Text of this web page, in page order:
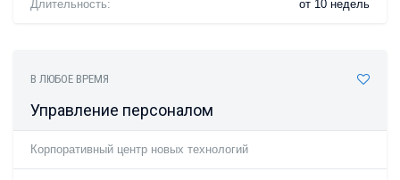
Длительность: от 10 недель
В ЛЮБОЕ ВРЕМЯ
Управление персоналом
Корпоративный центр новых технологий